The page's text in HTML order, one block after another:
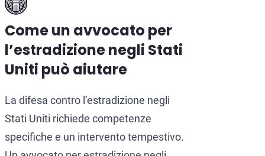
Come un avvocato per
l’estradizione negli Stati
Uniti può aiutare
La difesa contro l’estradizione negli
Stati Uniti richiede competenze
specifiche e un intervento tempestivo.